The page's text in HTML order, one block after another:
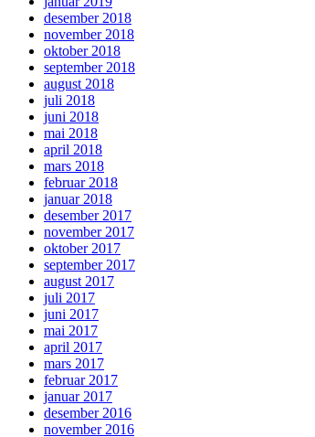
desember 2018
november 2018
oktober 2018
september 2018
august 2018
juli 2018
juni 2018
mai 2018
april 2018
mars 2018
februar 2018
januar 2018
desember 2017
november 2017
oktober 2017
september 2017
august 2017
juli 2017
juni 2017
mai 2017
april 2017
mars 2017
februar 2017
januar 2017
desember 2016
november 2016